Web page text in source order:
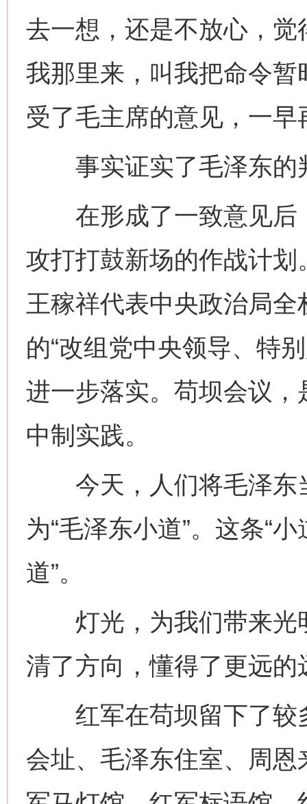
去一想，还是不放心，
我那里来，叫我把命令
受了毛主席的意见，一
事实证实了毛泽东的
在形成了一致意见后
攻打打鼓新场的作战计
王稼祥代表中央政治局
的“改组党中央领导、特
进一步落实。苟坝会议
中制实践。
今天，人们将毛泽东
为“毛泽东小道”。这条“
道”。
灯光，为我们带来光
清了方向，懂得了更远的
红军在苟坝留下了较
会址、毛泽东住室、周